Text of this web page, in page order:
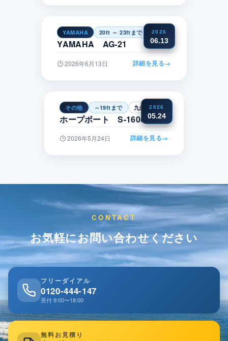
2026
06.13
YAMAHA 20ft ～ 23ftまで 中部
YAMAHA AG-21
2026年6月13日 詳細を見る→
2026
05.24
その他 ～19ftまで 九州・沖縄
ホープボート S-1600CC
2026年5月24日 詳細を見る→
CONTACT
お気軽にお問い合わせください
フリーダイアル
0120-444-147
受付 9:00〜18:00
無料お見積り